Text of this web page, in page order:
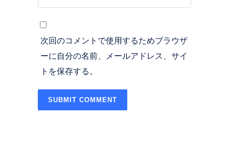
次回のコメントで使用するためブラウザ
ーに自分の名前、メールアドレス、サイ
トを保存する。